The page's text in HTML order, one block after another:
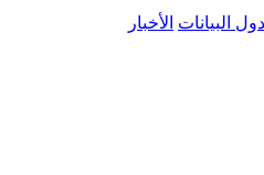
البيانات الأخبار